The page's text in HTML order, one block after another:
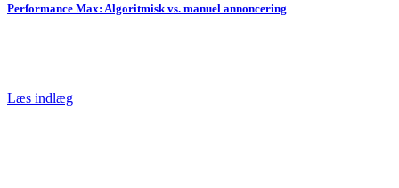
Performance Max: Algoritmisk vs. manuel annoncering
Læs indlæg